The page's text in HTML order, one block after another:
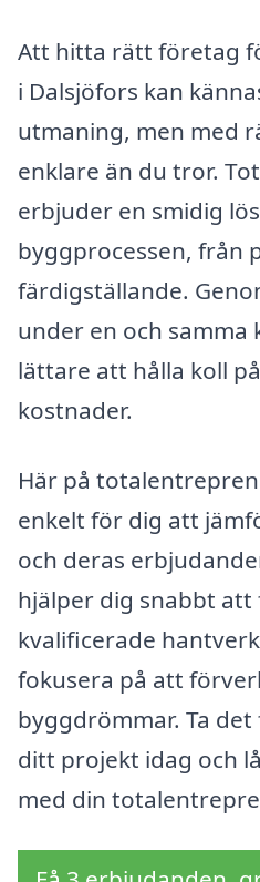
Att hitta rätt företag
i Dalsjöfors kan
utmaning, men med
enklare än du tror.
erbjuder en smidig
byggprocessen, från
färdigställande.
under en och
lättare att hålla koll
kostnader.
Här på
enkelt för dig att
och deras
hjälper dig snabbt
kvalificerade
fokusera på att
byggdrömmar. Ta
ditt projekt idag och
med din